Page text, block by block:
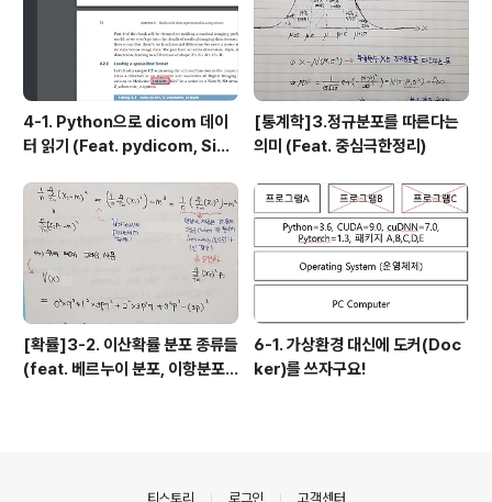
4-1. Python으로 dicom 데이
터 읽기 (Feat. pydicom, Sim
[통계학]3.정규분포를 따른다는
의미 (Feat. 중심극한정리)
[확률]3-2. 이산확률 분포 종류들
(feat. 베르누이 분포, 이항분포,
6-1. 가상환경 대신에 도커(Doc
ker)를 쓰자구요!
티스토리 로그인 고객센터